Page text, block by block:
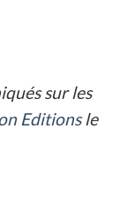
sur les
Editionsle